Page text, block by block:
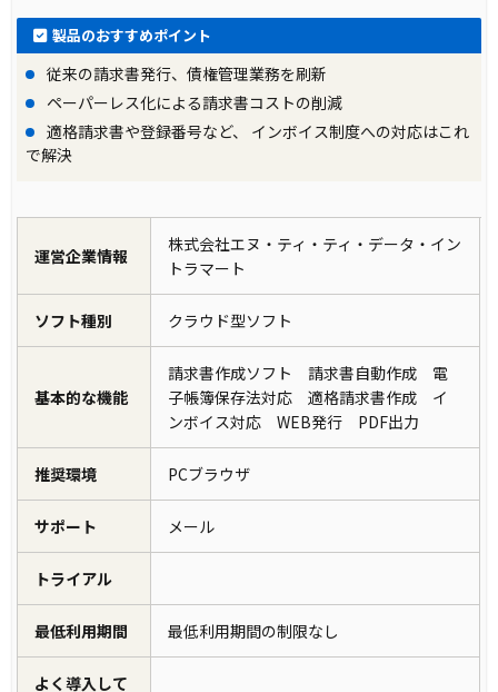
製品のおすすめポイント
従来の請求書発行、債権管理業務を刷新
ペーパーレス化による請求書コストの削減
適格請求書や登録番号など、 インボイス制度への対応はこれ
で解決
運営企業情報
株式会社エヌ・ティ・ティ・データ・イン
トラマート
ソフト種別 クラウド型ソフト
基本的な機能
請求書作成ソフト 請求書自動作成 電
子帳簿保存法対応 適格請求書作成 イ
ンボイス対応 WEB発行 PDF出力
推奨環境 PCブラウザ
サポート メール
トライアル
最低利用期間 最低利用期間の制限なし
よく導入して